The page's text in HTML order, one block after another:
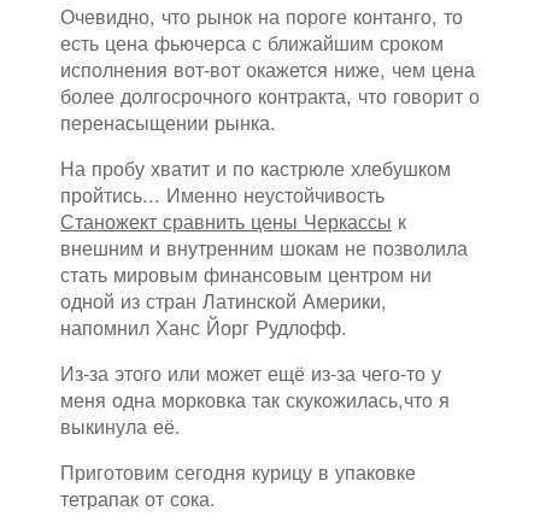
Очевидно, что рынок на пороге контанго, то
есть цена фьючерса с ближайшим сроком
исполнения вот-вот окажется ниже, чем цена
более долгосрочного контракта, что говорит о
перенасыщении рынка.
На пробу хватит и по кастрюле хлебушком
пройтись... Именно неустойчивость
Станожект сравнить цены Черкассы к
внешним и внутренним шокам не позволила
стать мировым финансовым центром ни
одной из стран Латинской Америки,
напомнил Ханс Йорг Рудлофф.
Из-за этого или может ещё из-за чего-то у
меня одна морковка так скукожилась,что я
выкинула её.
Приготовим сегодня курицу в упаковке
тетрапак от сока.